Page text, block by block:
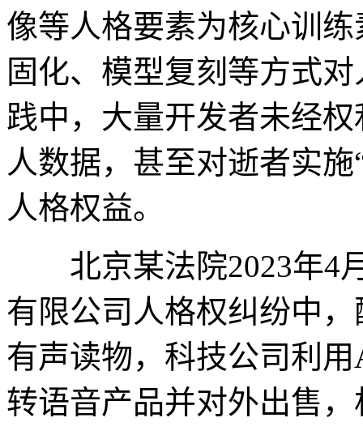
像等人格要素为核心训
固化、模型复刻等方式
践中，大量开发者未经
人数据，甚至对逝者实
人格权益。
北京某法院2023年4
有限公司人格权纠纷中
有声读物，科技公司利
转语音产品并对外出售